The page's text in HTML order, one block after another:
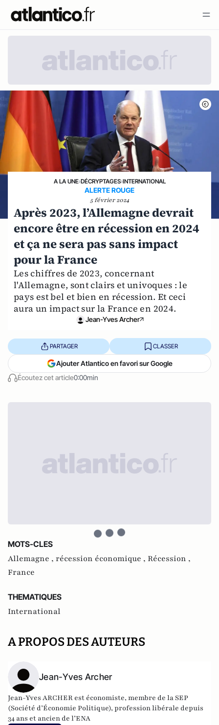
A LA UNE›DÉCRYPTAGES›INTERNATIONAL
ALERTE ROUGE
5 février 2024
Après 2023, l’Allemagne devrait
encore être en récession en 2024
et ça ne sera pas sans impact
pour la France
Les chiffres de 2023, concernant
l'Allemagne, sont clairs et univoques : le
pays est bel et bien en récession. Et ceci
aura un impact sur la France en 2024.
Jean-Yves Archer
Écoutez cet article0:00min
PARTAGER CLASSER
Ajouter Atlantico en favori sur Google
MOTS-CLES
Allemagne , récession économique , Récession ,
France
THEMATIQUES
International
A PROPOS DES AUTEURS
Jean-Yves Archer
Jean-Yves ARCHER est économiste, membre de la SEP
(Société d’Économie Politique), profession libérale depuis
34 ans et ancien de l’ENA